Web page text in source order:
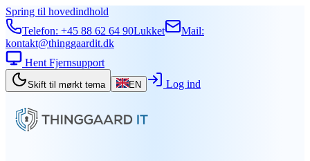
Spring til hovedindhold
Telefon: +45 88 62 64 90Lukket
Mail:
kontakt@thinggaardit.dk
Hent Fjernsupport
Skift til mørkt tema EN Log ind